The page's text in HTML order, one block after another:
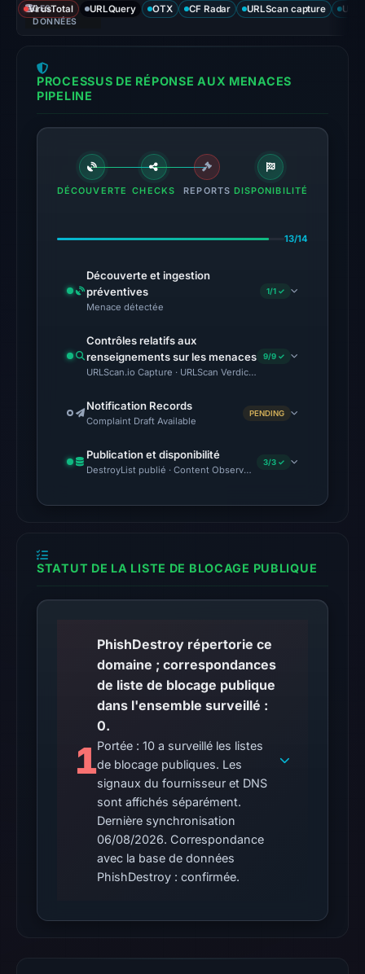
of
engines
the
on
Feb
UTC.
conclusive
timestamped
HTTP
response
is
current
is
observations:
No
blocklist
matches
were
recorded
the
snapshot
from
Aug
6,
2026
at
18:20
Google
DES
DONNÉES
VirusTotal URLQuery OTX CF Radar URLScan capture
PROCESSUS DE RÉPONSE AUX MENACES
PIPELINE
DÉCOUVERTE CHECKS REPORTS DISPONIBILITÉ
13/14
Découverte et ingestion
préventives
Menace détectée
1/1 ✓
Contrôles relatifs aux
renseignements sur les menaces
URLScan.io Capture · URLScan Verdict · Cloudflare Radar
9/9 ✓
Notification Records
Complaint Draft Available
PENDING
Publication et disponibilité
DestroyList publié · Content Observed Unavailable · Délai
3/3 ✓
STATUT DE LA LISTE DE BLOCAGE PUBLIQUE
1
PhishDestroy répertorie ce
domaine ; correspondances
de liste de blocage publique
dans l'ensemble surveillé :
0.
Portée : 10 a surveillé les listes
de blocage publiques. Les
signaux du fournisseur et DNS
sont affichés séparément.
Dernière synchronisation
06/08/2026. Correspondance
avec la base de données
PhishDestroy : confirmée.